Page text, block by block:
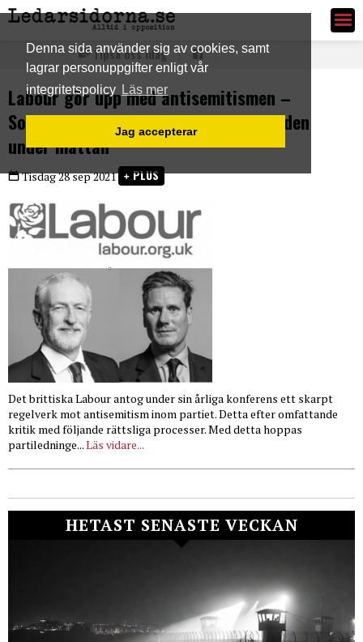
Denna sida använder sig av cookies, samt
lagrar personuppgifter enligt vår
integritetspolicy Läs mer
Jag accepterar
Ledarsidorna.se
Tipsa oss idag
Labour gör upp med antisemitismen –
Socialdemokraterna fortsätter sopa den
under mattan
Tisdag 28 sep 2021 PLUS
Det brittiska Labour antog under sin årliga konferens ett skarpt
regelverk mot antisemitism inom partiet. Detta efter omfattande
kritik med följande rättsliga processer. Med detta hoppas
partiledninge...Läs vidare...
HETAST SENASTE VECKAN